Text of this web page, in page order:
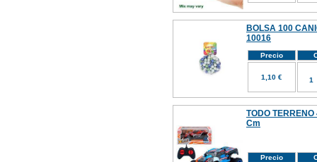
BOLSA 100
10016
Precio
1,10 €
TODO
Cm
Precio